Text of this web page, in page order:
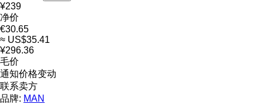
¥239
净价
€30.65
≈ US$35.41
¥296.36
毛价
通知价格变动
联系卖方
品牌: MAN